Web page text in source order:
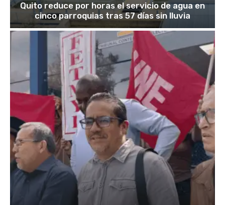
Quito reduce por horas el servicio de agua en
cinco parroquias tras 57 días sin lluvia